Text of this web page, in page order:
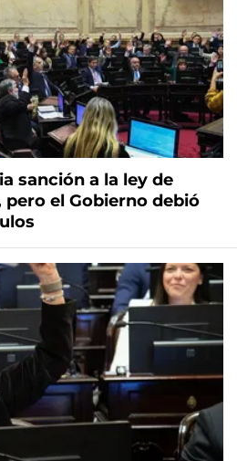
sanción a la ley de
el Gobierno debió